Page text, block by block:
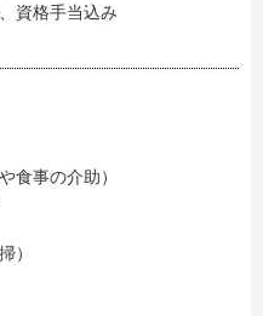
資格手当込み
食事の介助）
）
時までのお仕事
書類対応なし
宅手当・借上社宅
社スタッフ活躍中